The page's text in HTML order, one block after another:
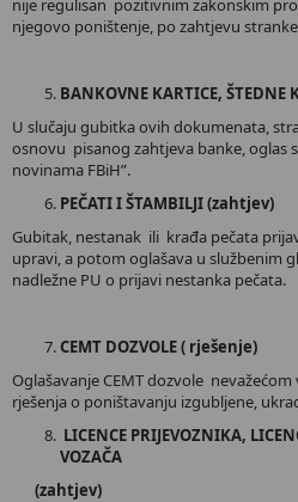
nije regulisan pozitivnim zakonskim
njegovo poništenje, po zahtjevu
BANKOVNE KARTICE,
U slučaju gubitka ovih dokumenata,
osnovu pisanog zahtjeva banke, oglas
novinama FBiH”.
PEČATI I ŠTAMBILJI (zahtjev)
Gubitak, nestanak ili krađa pečata
upravi, a potom oglašava u službenim
nadležne PU o prijavi nestanka pečata.
CEMT DOZVOLE ( rješenje)
Oglašavanje CEMT dozvole
rješenja o poništavanju izgubljene,
LICENCE PRIJEVOZNIKA,
VOZAČA
(zahtjev)